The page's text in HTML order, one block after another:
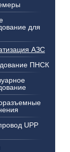
для
АЗС
ПНСК
UPP